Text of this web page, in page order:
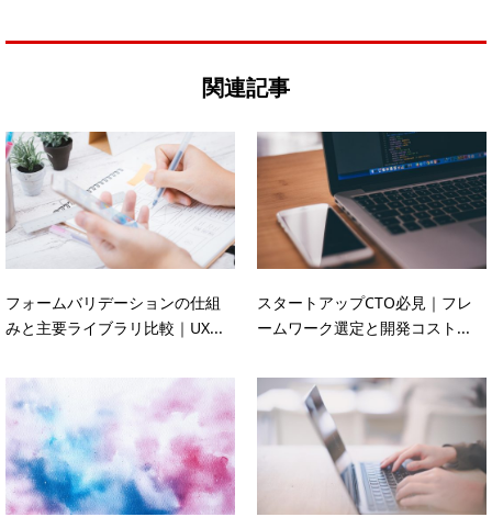
関連記事
フォームバリデーションの仕組
みと主要ライブラリ比較｜UX...
スタートアップCTO必見｜フレ
ームワーク選定と開発コスト...